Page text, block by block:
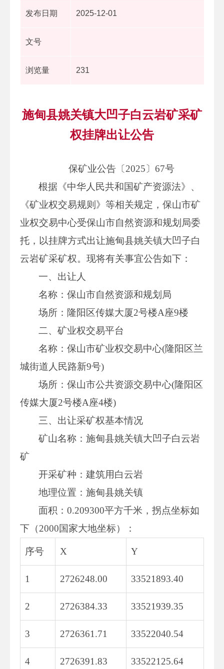
发布日期 2025-12-01
文号
浏览量 231
施甸县姚关镇大凹子白云岩矿采矿
权挂牌出让公告
保矿业公告〔2025〕67号
根据《中华人民共和国矿产资源法》、
《矿业权交易规则》等相关规定，保山市矿
业权交易中心受保山市自然资源和规划局委
托，以挂牌方式出让施甸县姚关镇大凹子白
云岩矿采矿权。现将有关事宜公告如下：
一、出让人
名称：保山市自然资源和规划局
场所：隆阳区传媒大厦2号楼A座9楼
二、矿业权交易平台
名称：保山市矿业权交易中心(隆阳区兰
城街道人民路新9号)
场所：保山市公共资源交易中心(隆阳区
传媒大厦2号楼A座4楼)
三、出让采矿权基本情况
矿山名称：施甸县姚关镇大凹子白云岩
矿
开采矿种：建筑用白云岩
地理位置：施甸县姚关镇
面积：0.209300平方千米，拐点坐标如
下（2000国家大地坐标）：
序号 X Y
1 2726248.00 33521893.40
2 2726384.33 33521939.35
3 2726361.71 33522040.54
4 2726391.83 33522125.64